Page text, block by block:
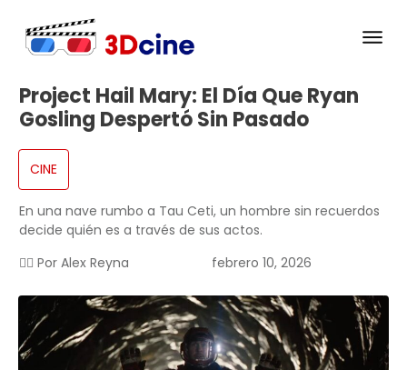
Project Hail Mary: El Día Que Ryan
Gosling Despertó Sin Pasado
CINE
En una nave rumbo a Tau Ceti, un hombre sin recuerdos
decide quién es a través de sus actos.
✍🏻 Por Alex Reyna febrero 10, 2026